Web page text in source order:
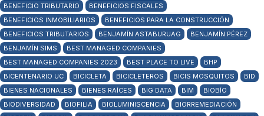
BENEFICIO TRIBUTARIO
BENEFICIOS FISCALES
BENEFICIOS INMOBILIARIOS
BENEFICIOS PARA LA CONSTRUCCIÓN
BENEFICIOS TRIBUTARIOS
BENJAMÍN ASTABURUAG
BENJAMÍN PÉREZ
BENJAMÍN SIMS
BEST MANAGED COMPANIES
BEST MANAGED COMPANIES 2023
BEST PLACE TO LIVE
BHP
BICENTENARIO UC
BICICLETA BICICLETEROS BICIS MOSQUITOS
BID
BIENES NACIONALES
BIENES RAÍCES BIG DATA BIM
BIOBÍO
BIODIVERSIDAD
BIOFILIA BIOLUMINISCENCIA
BIORREMEDIACIÓN